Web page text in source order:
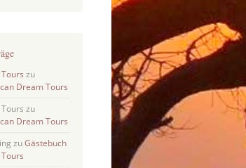
zu
Dream Tours
zu
Dream Tours
zuGästebuch